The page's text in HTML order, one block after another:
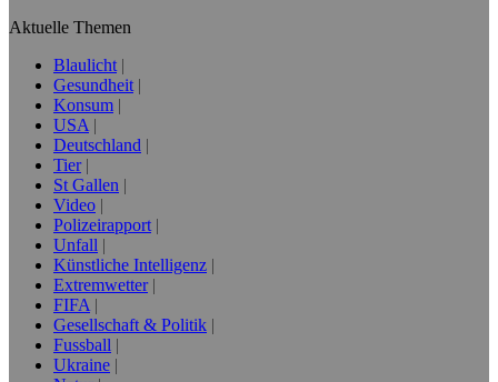
Aktuelle Themen
Blaulicht
Gesundheit
Konsum
USA
Deutschland
Tier
St Gallen
Video
Polizeirapport
Unfall
Künstliche Intelligenz
Extremwetter
FIFA
Gesellschaft & Politik
Fussball
Ukraine